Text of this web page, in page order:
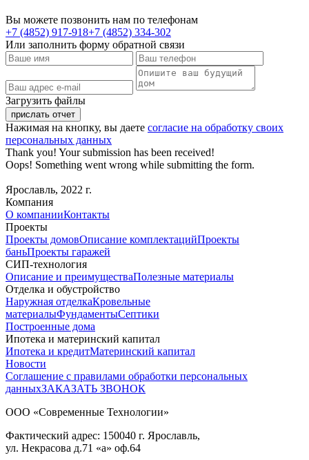
Вы можете позвонить нам по телефонам
+7 (4852) 917-918+7 (4852) 334-302
Или заполнить форму обратной связи
Загрузить файлы
Нажимая на кнопку, вы даете согласие на обработку своих
персональных данных
Thank you! Your submission has been received!
Oops! Something went wrong while submitting the form.
Ярославль, 2022 г.
Компания
О компанииКонтакты
Проекты
Проекты домовОписание комплектацийПроекты
баньПроекты гаражей
СИП-технология
Описание и преимуществаПолезные материалы
Отделка и обустройство
Наружная отделкаКровельные
материалыФундаментыСептики
Построенные дома
Ипотека и материнский капитал
Ипотека и кредитМатеринский капитал
Новости
Соглашение с правилами обработки персональных
данныхЗАКАЗАТЬ ЗВОНОК
ООО «Современные Технологии»
Фактический адрес: 150040 г. Ярославль,
ул. Некрасова д.71 «а» оф.64